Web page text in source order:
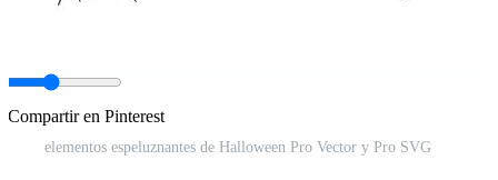
Compartir en Pinterest
elementos espeluznantes de Halloween Pro Vector y Pro SVG